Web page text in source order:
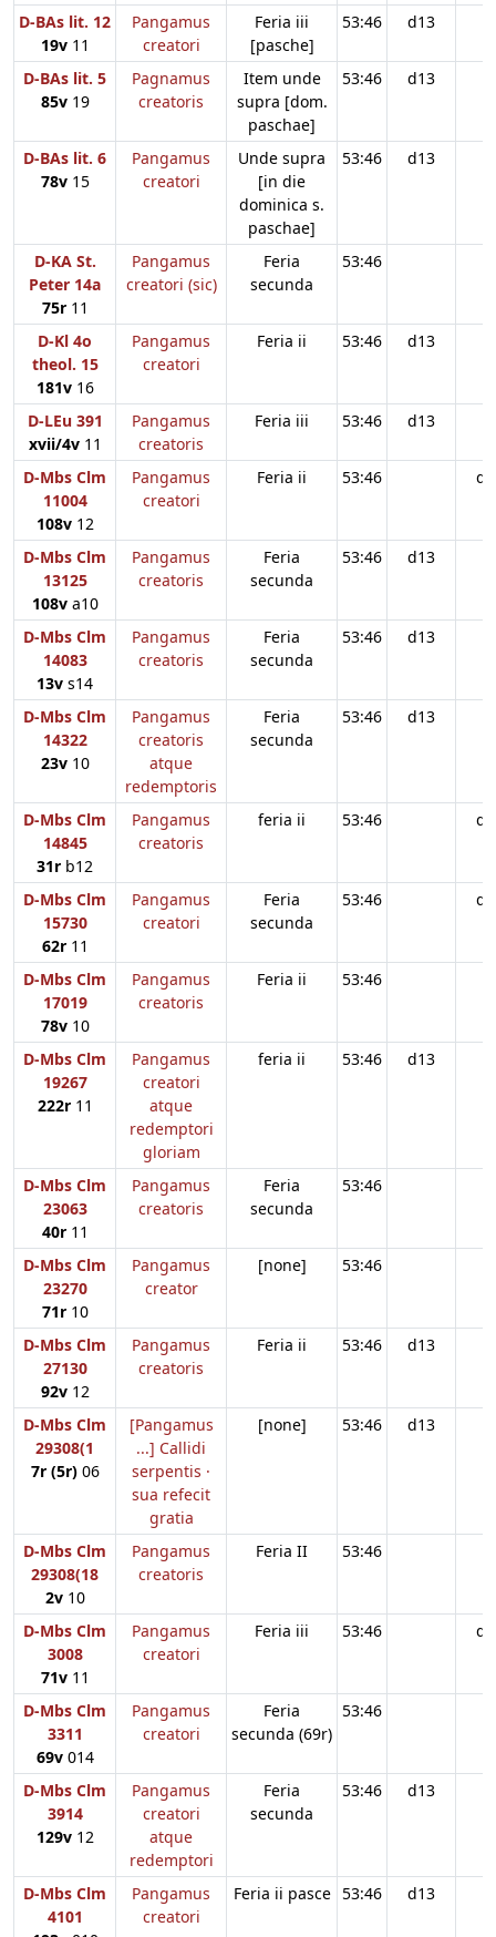
D-BAs lit. 12
19v11
Pangamus
creatori
Feria iii
[pasche]
53:46 d13
D-BAs lit. 5
85v19
Pagnamus
creatoris
Item unde
supra [dom.
paschae]
53:46 d13
D-BAs lit. 6
78v15
Pangamus
creatori
Unde supra
[in die
dominica s.
paschae]
53:46 d13
D-KA St.
Peter 14a
75r11
Pangamus
creatori (sic)
Feria
secunda
53:46
D-Kl 4o
theol. 15
181v16
Pangamus
creatori
Feria ii 53:46 d13
D-LEu 391
xvii/4v11
Pangamus
creatoris
Feria iii 53:46 d13
D-Mbs Clm
11004
108v12
Pangamus
creatori
Feria ii 53:46
D-Mbs Clm
13125
108va10
Pangamus
creatoris
Feria
secunda
53:46 d13
D-Mbs Clm
14083
13v s14
Pangamus
creatoris
Feria
secunda
53:46 d13
D-Mbs Clm
14322
23v10
Pangamus
creatoris
atque
redemptoris
Feria
secunda
53:46 d13
D-Mbs Clm
14845
31r b12
Pangamus
creatoris
feria ii 53:46
D-Mbs Clm
15730
62r11
Pangamus
creatori
Feria
secunda
53:46
D-Mbs Clm
17019
78v10
Pangamus
creatoris
Feria ii 53:46
D-Mbs Clm
19267
222r11
Pangamus
creatori
atque
redemptori
gloriam
feria ii 53:46 d13
D-Mbs Clm
23063
40r11
Pangamus
creatoris
Feria
secunda
53:46
D-Mbs Clm
23270
71r10
Pangamus
creator
[none] 53:46
D-Mbs Clm
27130
92v12
Pangamus
creatoris
Feria ii 53:46 d13
D-Mbs Clm
29308(1
7r (5r)06
[Pangamus
...] Callidi
serpentis ·
sua refecit
gratia
[none] 53:46 d13
D-Mbs Clm
29308(18
2v10
Pangamus
creatoris
Feria II 53:46
D-Mbs Clm
3008
71v11
Pangamus
creatori
Feria iii 53:46
D-Mbs Clm
3311
69v014
Pangamus
creatori
Feria
secunda (69r)
53:46
D-Mbs Clm
3914
129v12
Pangamus
creatori
atque
redemptori
Feria
secunda
53:46 d13
D-Mbs Clm
4101
Pangamus
creatori
Feria ii pasce 53:46 d13